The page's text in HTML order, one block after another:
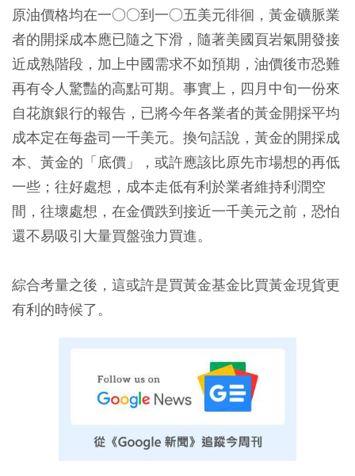
原油價格均在一○○到一○五美元徘徊，黃金礦脈業
者的開採成本應已隨之下滑，隨著美國頁岩氣開發接
近成熟階段，加上中國需求不如預期，油價後市恐難
再有令人驚豔的高點可期。事實上，四月中旬一份來
自花旗銀行的報告，已將今年各業者的黃金開採平均
成本定在每盎司一千美元。換句話說，黃金的開採成
本、黃金的「底價」，或許應該比原先市場想的再低
一些；往好處想，成本走低有利於業者維持利潤空
間，往壞處想，在金價跌到接近一千美元之前，恐怕
還不易吸引大量買盤強力買進。
綜合考量之後，這或許是買黃金基金比買黃金現貨更
有利的時候了。